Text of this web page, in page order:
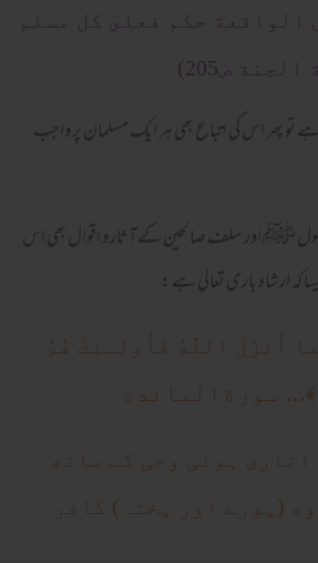
الواقعة حكم فعلىٰ كل مسلم
ص205)
ہے تو پھر اس کی اتباع بھی ہر ایک مسلمان پر واجب
ﷺ اور سلف صالحین کے آثار و اقوال بھی اس
کہ ارشاد باری تعالیٰ ہے :
أَنزَلَ اللَّهُ فَأُولـئِكَ هُمُ
﴾... سورةالمائدة
اتاری ہوئی وحی کے ساتھ
(پورے اور پختہ) کافر